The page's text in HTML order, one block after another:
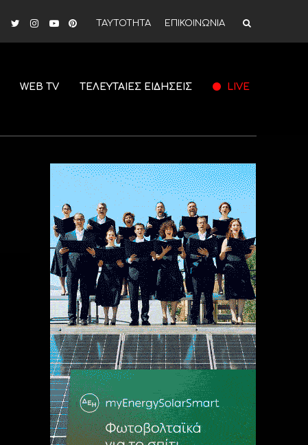
ΤΑΥΤΟΤΗΤΑ ΕΠΙΚΟΙΝΩΝΙΑ
WEB TV ΤΕΛΕΥΤΑΙΕΣ ΕΙΔΗΣΕΙΣ LIVE